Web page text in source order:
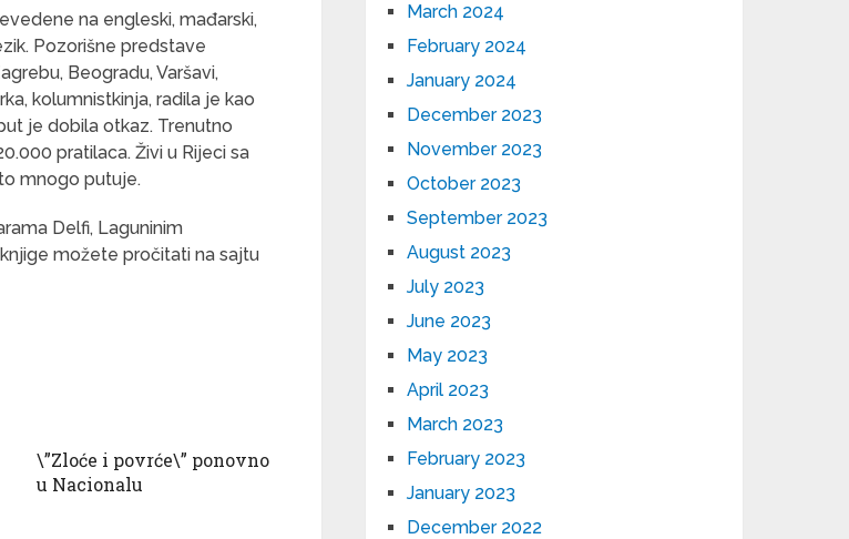
na engleski, mađarski,
Pozorišne predstave
Beogradu, Varšavi,
kolumnistkinja, radila je kao
je dobila otkaz. Trenutno
pratilaca. Živi u Rijeci sa
mnogo putuje.
Delfi, Laguninim
možete pročitati na sajtu
\”Zloće i povrće\” ponovno
u Nacionalu
March 2024
February 2024
January 2024
December 2023
November 2023
October 2023
September 2023
August 2023
July 2023
June 2023
May 2023
April 2023
March 2023
February 2023
January 2023
December 2022